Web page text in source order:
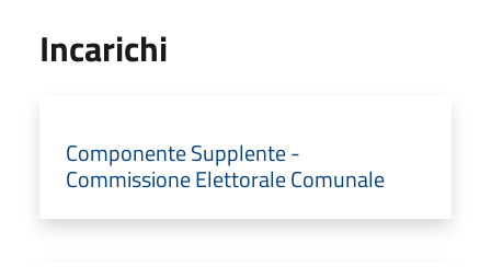
Incarichi
Componente Supplente -
Commissione Elettorale Comunale